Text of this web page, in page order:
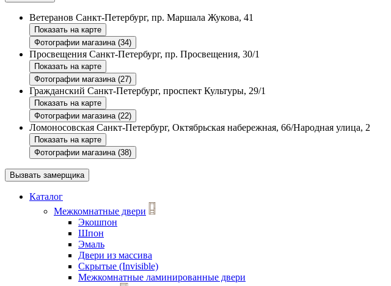
Ветеранов Санкт-Петербург, пр. Маршала Жукова, 41
Показать на карте
Фотографии магазина (34)
Просвещения Санкт-Петербург, пр. Просвещения, 30/1
Показать на карте
Фотографии магазина (27)
Гражданский Санкт-Петербург, проспект Культуры, 29/1
Показать на карте
Фотографии магазина (22)
Ломоносовская Санкт-Петербург, Октябрьская набережная, 66/Народная улица, 2
Показать на карте
Фотографии магазина (38)
Вызвать замерщика
Каталог
Межкомнатные двери
Экошпон
Шпон
Эмаль
Двери из массива
Скрытые (Invisible)
Межкомнатные ламинированные двери